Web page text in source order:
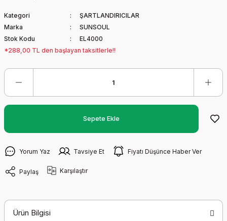
Kategori
ŞARTLANDIRICILAR
Marka
SUNSOUL
Stok Kodu
EL4000
*288,00 TL den başlayan taksitlerle!!
Sepete Ekle
Yorum Yaz Tavsiye Et Fiyatı Düşünce Haber Ver
Paylaş Karşılaştır
Ürün Bilgisi